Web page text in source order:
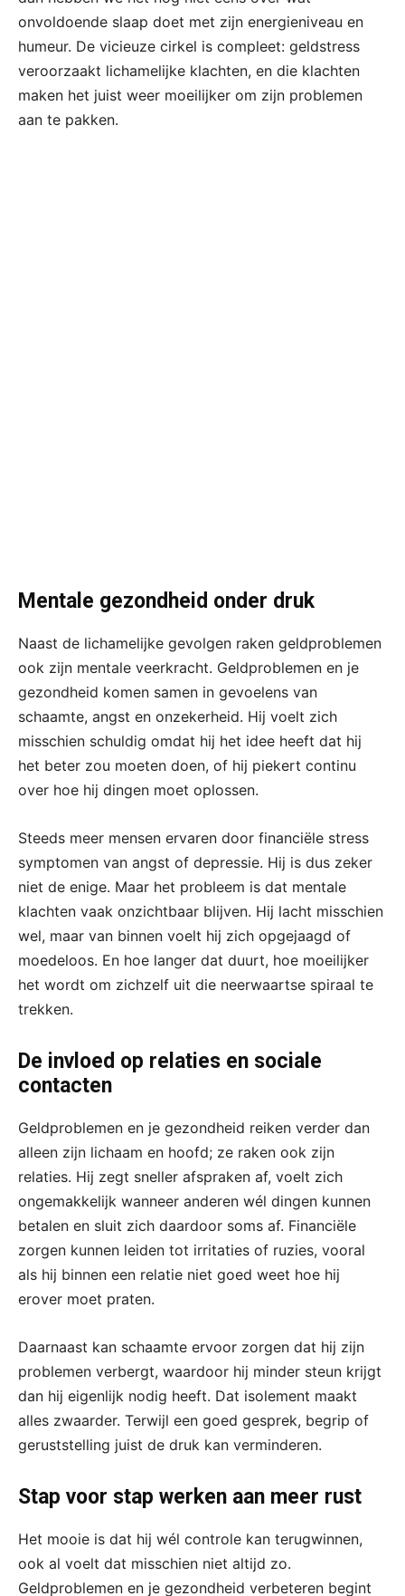
onvoldoende slaap doet met zijn energieniveau en
humeur. De vicieuze cirkel is compleet: geldstress
veroorzaakt lichamelijke klachten, en die klachten
maken het juist weer moeilijker om zijn problemen
aan te pakken.
Mentale gezondheid onder druk
Naast de lichamelijke gevolgen raken geldproblemen
ook zijn mentale veerkracht. Geldproblemen en je
gezondheid komen samen in gevoelens van
schaamte, angst en onzekerheid. Hij voelt zich
misschien schuldig omdat hij het idee heeft dat hij
het beter zou moeten doen, of hij piekert continu
over hoe hij dingen moet oplossen.
Steeds meer mensen ervaren door financiële stress
symptomen van angst of depressie. Hij is dus zeker
niet de enige. Maar het probleem is dat mentale
klachten vaak onzichtbaar blijven. Hij lacht misschien
wel, maar van binnen voelt hij zich opgejaagd of
moedeloos. En hoe langer dat duurt, hoe moeilijker
het wordt om zichzelf uit die neerwaartse spiraal te
trekken.
De invloed op relaties en sociale
contacten
Geldproblemen en je gezondheid reiken verder dan
alleen zijn lichaam en hoofd; ze raken ook zijn
relaties. Hij zegt sneller afspraken af, voelt zich
ongemakkelijk wanneer anderen wél dingen kunnen
betalen en sluit zich daardoor soms af. Financiële
zorgen kunnen leiden tot irritaties of ruzies, vooral
als hij binnen een relatie niet goed weet hoe hij
erover moet praten.
Daarnaast kan schaamte ervoor zorgen dat hij zijn
problemen verbergt, waardoor hij minder steun krijgt
dan hij eigenlijk nodig heeft. Dat isolement maakt
alles zwaarder. Terwijl een goed gesprek, begrip of
geruststelling juist de druk kan verminderen.
Stap voor stap werken aan meer rust
Het mooie is dat hij wél controle kan terugwinnen,
ook al voelt dat misschien niet altijd zo.
Geldproblemen en je gezondheid verbeteren begint